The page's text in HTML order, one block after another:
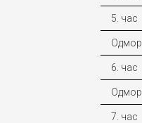
5. час
Одмор
6. час
Одмор
7. час